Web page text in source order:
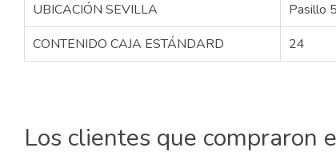
UBICACIÓN SEVILLA
Pasillo
CONTENIDO CAJA ESTÁNDARD
24
Los clientes que compraron